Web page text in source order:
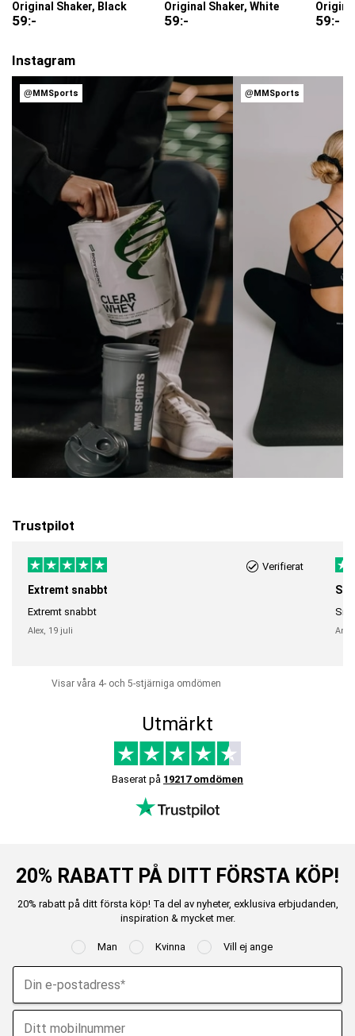
Original Shaker, Black
59:-
Original Shaker, White
59:- 59:-
Instagram
@MMSports @MMSports
Trustpilot
Verifierat
Extremt snabbt
Extremt snabbt
Alex, 19 juli
Visar våra 4- och 5-stjärniga omdömen
Utmärkt
Baserat på 19217 omdömen
20% RABATT PÅ DITT FÖRSTA KÖP!
20% rabatt på ditt första köp! Ta del av nyheter, exklusiva erbjudanden,
inspiration & mycket mer.
Man Kvinna Vill ej ange